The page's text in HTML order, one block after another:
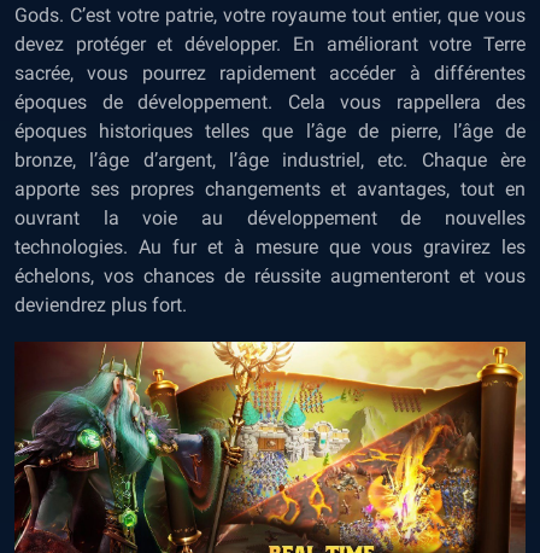
Gods. C’est votre patrie, votre royaume tout entier, que vous
devez protéger et développer. En améliorant votre Terre
sacrée, vous pourrez rapidement accéder à différentes
époques de développement. Cela vous rappellera des
époques historiques telles que l’âge de pierre, l’âge de
bronze, l’âge d’argent, l’âge industriel, etc. Chaque ère
apporte ses propres changements et avantages, tout en
ouvrant la voie au développement de nouvelles
technologies. Au fur et à mesure que vous gravirez les
échelons, vos chances de réussite augmenteront et vous
deviendrez plus fort.